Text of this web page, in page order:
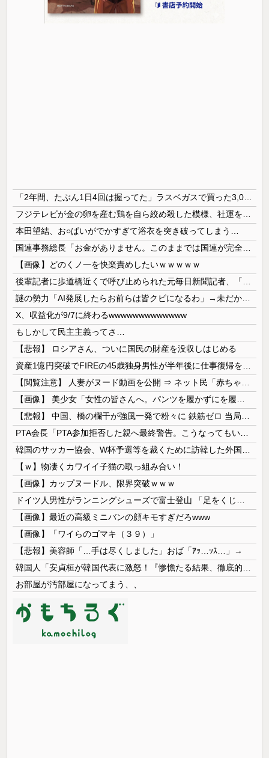
本田望結、お○ぱいがでかすぎて浴衣を突き破ってしまう…
【画像】どのくノ一を快楽責めしたいｗｗｗｗｗ
X、収益化が9/7に終わるwwwwwwwwwwwww
もしかして民主主義ってさ…
【悲報】 ロシアさん、ついに国民の財産を没収しはじめる
【ｗ】物凄くカワイイ子猫の取っ組み合い！
【画像】カップヌードル、限界突破ｗｗｗ
【画像】最近の高級ミニバンの顔キモすぎだろwww
【画像】「ワイらのゴマキ（３９）」
【悲報】美容師「…手は尽くしました」おば「ｱｯ…ｯｽ…」→
お部屋が汚部屋になってまう、、